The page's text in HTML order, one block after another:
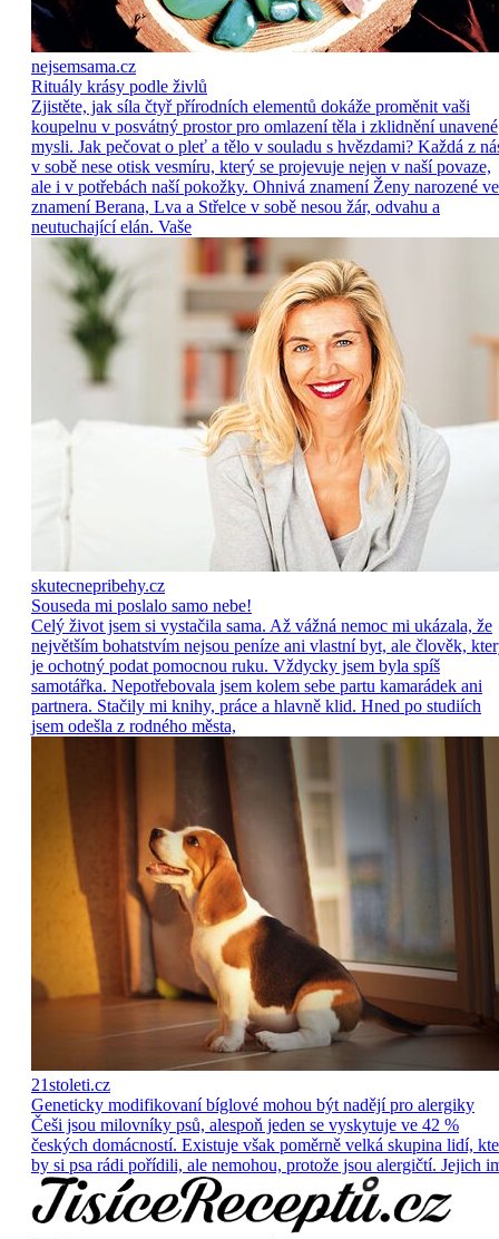
nejsemsama.cz
Rituály krásy podle živlů
Zjistěte, jak síla čtyř přírodních elementů dokáže proměnit vaši
koupelnu v posvátný prostor pro omlazení těla i zklidnění unavené
mysli. Jak pečovat o pleť a tělo v souladu s hvězdami? Každá z
v sobě nese otisk vesmíru, který se projevuje nejen v naší povaze,
ale i v potřebách naší pokožky. Ohnivá znamení Ženy narozené ve
znamení Berana, Lva a Střelce v sobě nesou žár, odvahu a
neutuchající elán. Vaše
skutecnepribehy.cz
Souseda mi poslalo samo nebe!
Celý život jsem si vystačila sama. Až vážná nemoc mi ukázala, že
největším bohatstvím nejsou peníze ani vlastní byt, ale člověk,
je ochotný podat pomocnou ruku. Vždycky jsem byla spíš
samotářka. Nepotřebovala jsem kolem sebe partu kamarádek ani
partnera. Stačily mi knihy, práce a hlavně klid. Hned po studiích
jsem odešla z rodného města,
21stoleti.cz
Geneticky modifikovaní bíglové mohou být nadějí pro alergiky
Češi jsou milovníky psů, alespoň jeden se vyskytuje ve 42 %
českých domácností. Existuje však poměrně velká skupina lidí,
by si psa rádi pořídili, ale nemohou, protože jsou alergičtí. Jejich